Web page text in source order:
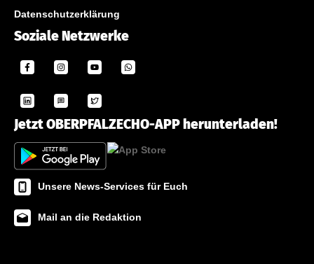
Datenschutzerklärung
Soziale Netzwerke
Jetzt OBERPFALZECHO-APP herunterladen!
Unsere News-Services für Euch
Mail an die Redaktion